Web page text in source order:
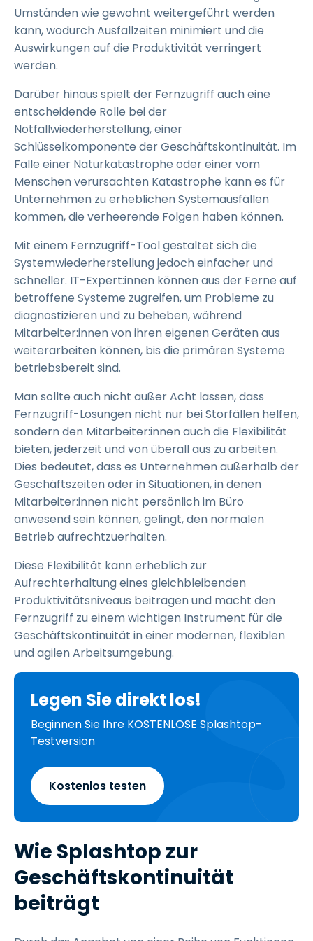
Umständen wie gewohnt weitergeführt werden
kann, wodurch Ausfallzeiten minimiert und die
Auswirkungen auf die Produktivität verringert
werden.
Darüber hinaus spielt der Fernzugriff auch eine
entscheidende Rolle bei der
Notfallwiederherstellung, einer
Schlüsselkomponente der Geschäftskontinuität. Im
Falle einer Naturkatastrophe oder einer vom
Menschen verursachten Katastrophe kann es für
Unternehmen zu erheblichen Systemausfällen
kommen, die verheerende Folgen haben können.
Mit einem Fernzugriff-Tool gestaltet sich die
Systemwiederherstellung jedoch einfacher und
schneller. IT-Expert:innen können aus der Ferne auf
betroffene Systeme zugreifen, um Probleme zu
diagnostizieren und zu beheben, während
Mitarbeiter:innen von ihren eigenen Geräten aus
weiterarbeiten können, bis die primären Systeme
betriebsbereit sind.
Man sollte auch nicht außer Acht lassen, dass
Fernzugriff-Lösungen nicht nur bei Störfällen helfen,
sondern den Mitarbeiter:innen auch die Flexibilität
bieten, jederzeit und von überall aus zu arbeiten.
Dies bedeutet, dass es Unternehmen außerhalb der
Geschäftszeiten oder in Situationen, in denen
Mitarbeiter:innen nicht persönlich im Büro
anwesend sein können, gelingt, den normalen
Betrieb aufrechtzuerhalten.
Diese Flexibilität kann erheblich zur
Aufrechterhaltung eines gleichbleibenden
Produktivitätsniveaus beitragen und macht den
Fernzugriff zu einem wichtigen Instrument für die
Geschäftskontinuität in einer modernen, flexiblen
und agilen Arbeitsumgebung.
Legen Sie direkt los!
Beginnen Sie Ihre KOSTENLOSE Splashtop-
Testversion
Kostenlos testen
Wie Splashtop zur
Geschäftskontinuität
beiträgt